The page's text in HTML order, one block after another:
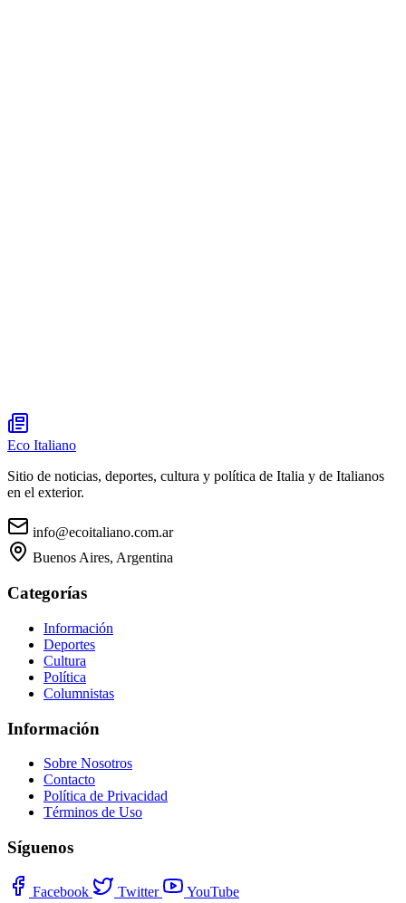
Eco Italiano
Sitio de noticias, deportes, cultura y política de Italia y de Italianos
en el exterior.
info@ecoitaliano.com.ar
Buenos Aires, Argentina
Categorías
Información
Deportes
Cultura
Política
Columnistas
Información
Sobre Nosotros
Contacto
Política de Privacidad
Términos de Uso
Síguenos
Facebook Twitter YouTube